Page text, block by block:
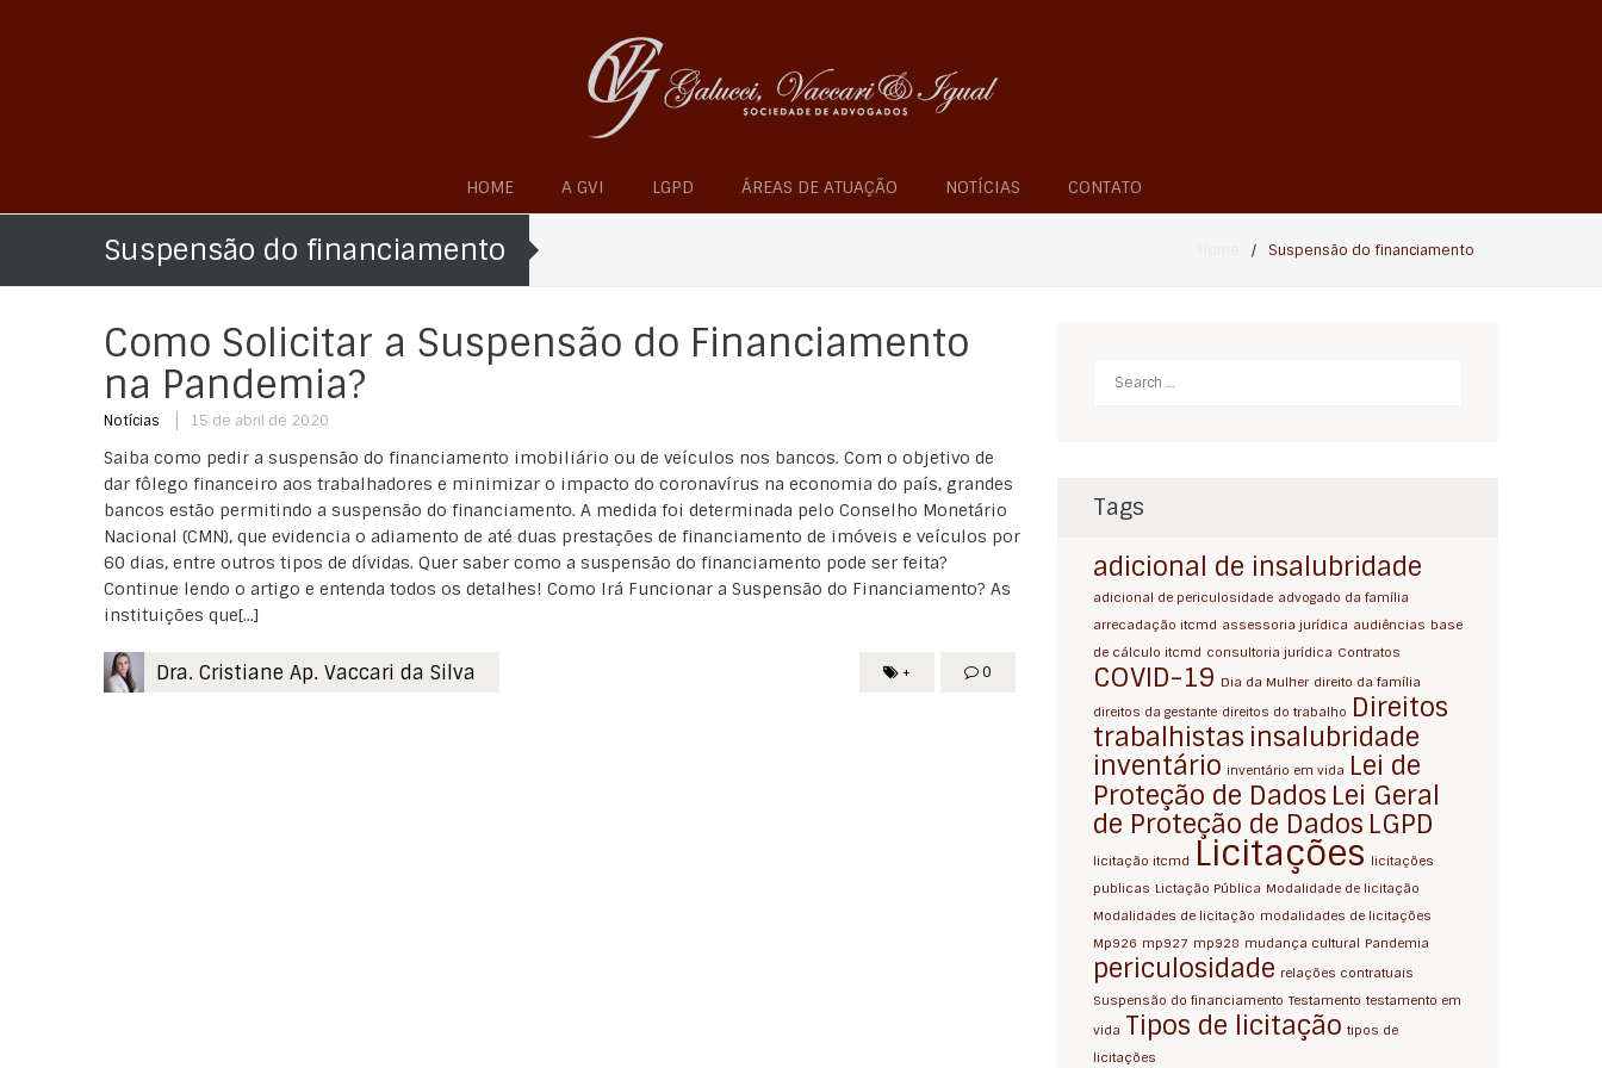
HOME A GVI LGPD ÁREAS DE ATUAÇÃO NOTÍCIAS CONTATO
Suspensão do financiamento / Suspensão do financiamento
Como Solicitar a Suspensão do Financiamento
na Pandemia?
Notícias 15 de abril de 2020
Saiba como pedir a suspensão do financiamento imobiliário ou de veículos nos bancos. Com o objetivo de
dar fôlego financeiro aos trabalhadores e minimizar o impacto do coronavírus na economia do país, grandes
bancos estão permitindo a suspensão do financiamento. A medida foi determinada pelo Conselho Monetário
Nacional (CMN), que evidencia o adiamento de até duas prestações de financiamento de imóveis e veículos por
60 dias, entre outros tipos de dívidas. Quer saber como a suspensão do financiamento pode ser feita?
Continue lendo o artigo e entenda todos os detalhes! Como Irá Funcionar a Suspensão do Financiamento? As
instituições que[...]
0
+
Dra. Cristiane Ap. Vaccari da Silva
Search
Tags
adicional de insalubridade
adicional de periculosidade advogado da família
arrecadação itcmd assessoria jurídica audiências base
de cálculo itcmd consultoria jurídica Contratos
COVID-19 Dia da Mulher direito da família
direitos da gestante direitos do trabalho Direitos
trabalhistas insalubridade
inventário inventário em vida Lei de
Proteção de Dados Lei Geral
de Proteção de Dados LGPD
licitação itcmd Licitações licitações
publicas Lictação Pública Modalidade de licitação
Modalidades de licitação modalidades de licitações
Mp926 mp927 mp928 mudança cultural Pandemia
periculosidade relações contratuais
Suspensão do financiamento Testamento testamento em
vida Tipos de licitação tipos de
licitações